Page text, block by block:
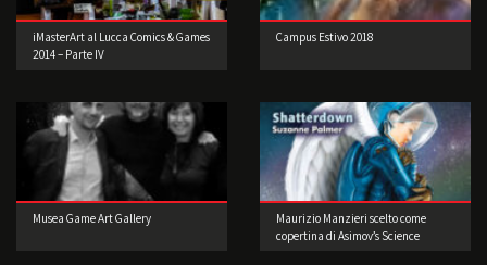
iMasterArt al Lucca Comics & Games
2014 – Parte IV
Campus Estivo 2018
Musea Game Art Gallery
Maurizio Manzieri scelto come
copertina di Asimov’s Science